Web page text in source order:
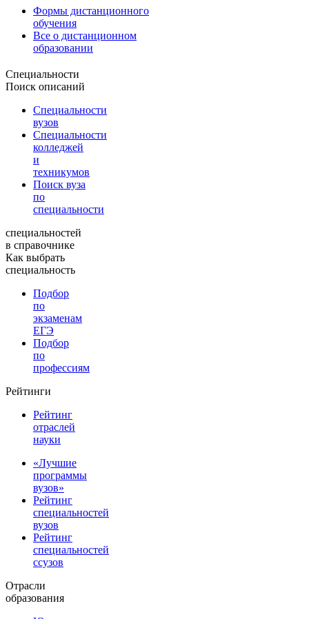
Формы дистанционного
обучения
Все о дистанционном
образовании
Специальности
Поиск описаний
Специальности
вузов
Специальности
колледжей
и
техникумов
Поиск вуза
по
специальности
специальностей
в справочнике
Как выбрать
специальность
Подбор
по
экзаменам
ЕГЭ
Подбор
по
профессиям
Рейтинги
Рейтинг
отраслей
науки
«Лучшие
программы
вузов»
Рейтинг
специальностей
вузов
Рейтинг
специальностей
ссузов
Отрасли
образования